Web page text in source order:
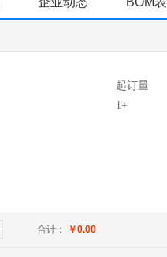
起订量
1+
合计： ￥0.00